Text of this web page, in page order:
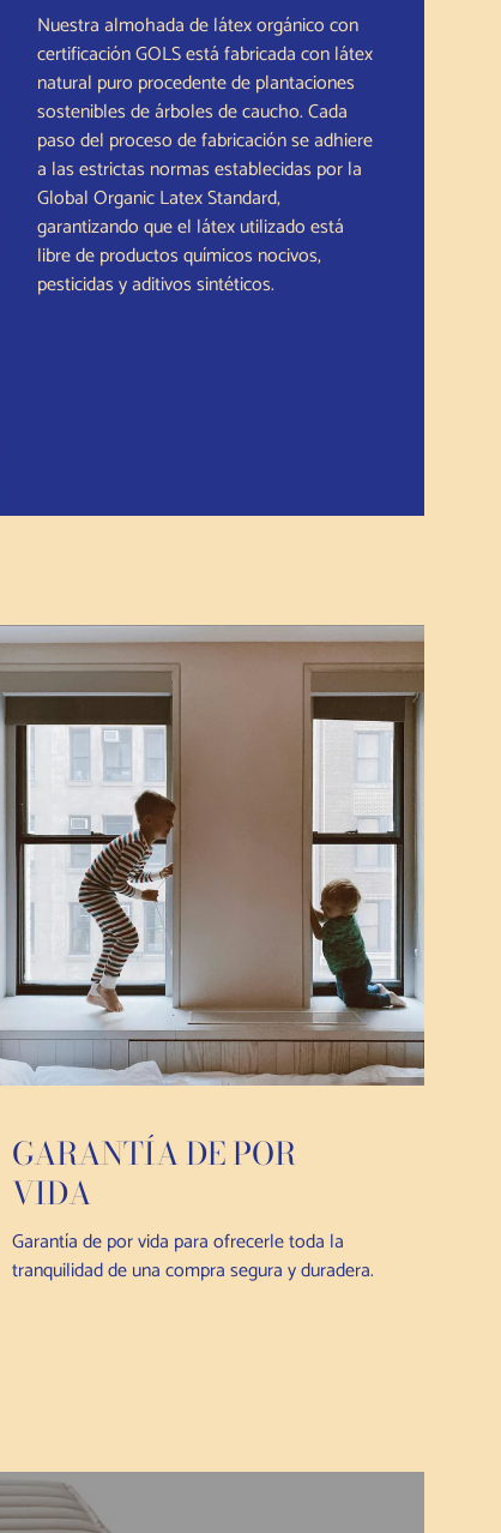
Nuestra almohada de látex orgánico con
certificación GOLS está fabricada con látex
natural puro procedente de plantaciones
sostenibles de árboles de caucho. Cada
paso del proceso de fabricación se adhiere
a las estrictas normas establecidas por la
Global Organic Latex Standard,
garantizando que el látex utilizado está
libre de productos químicos nocivos,
pesticidas y aditivos sintéticos.
GARANTÍA DE POR
VIDA
Garantía de por vida para ofrecerle toda la
tranquilidad de una compra segura y duradera.